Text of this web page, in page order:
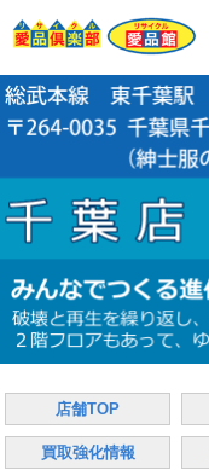
店舗TOP
買取強化情報